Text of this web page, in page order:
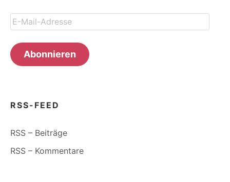
E-
Mail-
Adresse
Abonnieren
RSS-FEED
RSS – Beiträge
RSS – Kommentare